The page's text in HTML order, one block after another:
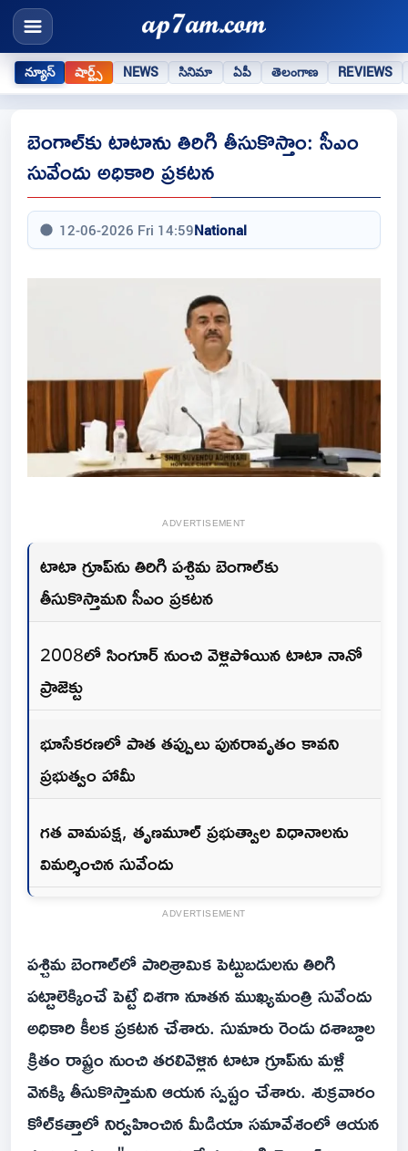
న్యూస్ షార్ట్స్ NEWS సినిమా ఏపీ తెలంగాణ REVIEWS
బెంగాల్‌కు టాటాను తిరిగి తీసుకొస్తాం: సీఎం
సువేందు అధికారి ప్రకటన
12-06-2026 Fri 14:59National
ADVERTISEMENT
టాటా గ్రూప్‌ను తిరిగి పశ్చిమ బెంగాల్‌కు
తీసుకొస్తామని సీఎం ప్రకటన
2008లో సింగూర్ నుంచి వెళ్లిపోయిన టాటా నానో
ప్రాజెక్టు
భూసేకరణలో పాత తప్పులు పునరావృతం కావని
ప్రభుత్వం హామీ
గత వామపక్ష, తృణమూల్ ప్రభుత్వాల విధానాలను
విమర్శించిన సువేందు
ADVERTISEMENT
పశ్చిమ బెంగాల్‌లో పారిశ్రామిక పెట్టుబడులను తిరిగి
పట్టాలెక్కించే పెట్టే దిశగా నూతన ముఖ్యమంత్రి సువేందు
అధికారి కీలక ప్రకటన చేశారు. సుమారు రెండు దశాబ్దాల
క్రితం రాష్ట్రం నుంచి తరలివెళ్లిన టాటా గ్రూప్‌ను మళ్లీ
వెనక్కి తీసుకొస్తామని ఆయన స్పష్టం చేశారు. శుక్రవారం
కోల్‌కత్తాలో నిర్వహించిన మీడియా సమావేశంలో ఆయన